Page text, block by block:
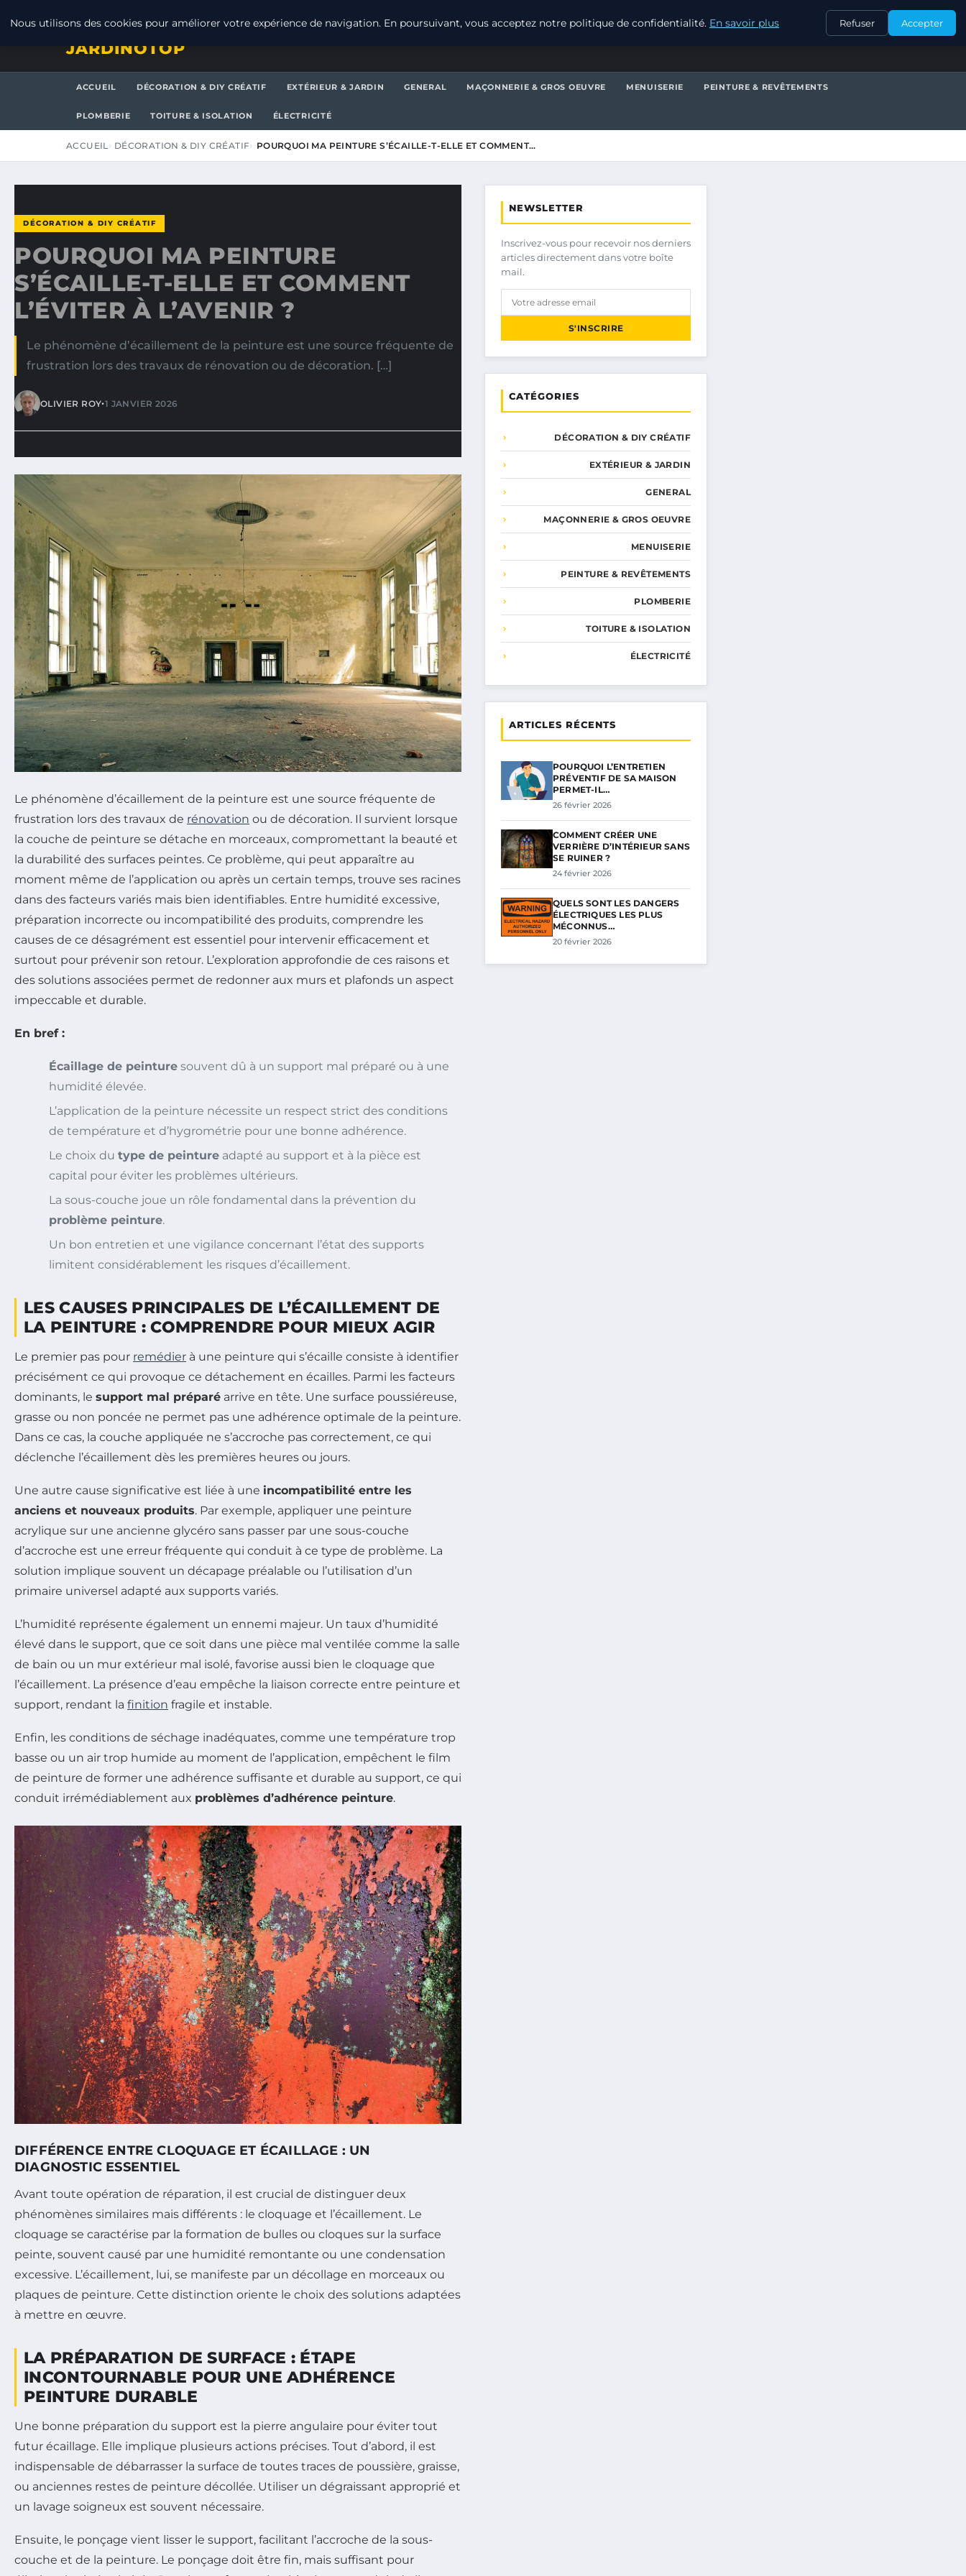
CONTACT
JARDINOTOP
ACCUEIL DÉCORATION & DIY CRÉATIF EXTÉRIEUR & JARDIN GENERAL MAÇONNERIE & GROS OEUVRE MENUISERIE PEINTURE & REVÊTEMENTS
PLOMBERIE TOITURE & ISOLATION ÉLECTRICITÉ
ACCUEIL DÉCORATION & DIY CRÉATIF POURQUOI MA PEINTURE S’ÉCAILLE-T-ELLE ET COMMENT…
DÉCORATION & DIY CRÉATIF
POURQUOI MA PEINTURE
S’ÉCAILLE-T-ELLE ET COMMENT
L’ÉVITER À L’AVENIR ?
Le phénomène d’écaillement de la peinture est une source fréquente de
frustration lors des travaux de rénovation ou de décoration. […]
OLIVIER ROY•1 JANVIER 2026
Le phénomène d’écaillement de la peinture est une source fréquente de
frustration lors des travaux de rénovation ou de décoration. Il survient lorsque
la couche de peinture se détache en morceaux, compromettant la beauté et
la durabilité des surfaces peintes. Ce problème, qui peut apparaître au
moment même de l’application ou après un certain temps, trouve ses racines
dans des facteurs variés mais bien identifiables. Entre humidité excessive,
préparation incorrecte ou incompatibilité des produits, comprendre les
causes de ce désagrément est essentiel pour intervenir efficacement et
surtout pour prévenir son retour. L’exploration approfondie de ces raisons et
des solutions associées permet de redonner aux murs et plafonds un aspect
impeccable et durable.
En bref :
Écaillage de peinture souvent dû à un support mal préparé ou à une
humidité élevée.
L’application de la peinture nécessite un respect strict des conditions
de température et d’hygrométrie pour une bonne adhérence.
Le choix du type de peinture adapté au support et à la pièce est
capital pour éviter les problèmes ultérieurs.
La sous-couche joue un rôle fondamental dans la prévention du
problème peinture.
Un bon entretien et une vigilance concernant l’état des supports
limitent considérablement les risques d’écaillement.
LES CAUSES PRINCIPALES DE L’ÉCAILLEMENT DE
LA PEINTURE : COMPRENDRE POUR MIEUX AGIR
Le premier pas pour remédier à une peinture qui s’écaille consiste à identifier
précisément ce qui provoque ce détachement en écailles. Parmi les facteurs
dominants, le support mal préparé arrive en tête. Une surface poussiéreuse,
grasse ou non poncée ne permet pas une adhérence optimale de la peinture.
Dans ce cas, la couche appliquée ne s’accroche pas correctement, ce qui
déclenche l’écaillement dès les premières heures ou jours.
Une autre cause significative est liée à une incompatibilité entre les
anciens et nouveaux produits. Par exemple, appliquer une peinture
acrylique sur une ancienne glycéro sans passer par une sous-couche
d’accroche est une erreur fréquente qui conduit à ce type de problème. La
solution implique souvent un décapage préalable ou l’utilisation d’un
primaire universel adapté aux supports variés.
L’humidité représente également un ennemi majeur. Un taux d’humidité
élevé dans le support, que ce soit dans une pièce mal ventilée comme la salle
de bain ou un mur extérieur mal isolé, favorise aussi bien le cloquage que
l’écaillement. La présence d’eau empêche la liaison correcte entre peinture et
support, rendant la finition fragile et instable.
Enfin, les conditions de séchage inadéquates, comme une température trop
basse ou un air trop humide au moment de l’application, empêchent le film
de peinture de former une adhérence suffisante et durable au support, ce qui
conduit irrémédiablement aux problèmes d’adhérence peinture.
DIFFÉRENCE ENTRE CLOQUAGE ET ÉCAILLAGE : UN
DIAGNOSTIC ESSENTIEL
Avant toute opération de réparation, il est crucial de distinguer deux
phénomènes similaires mais différents : le cloquage et l’écaillement. Le
cloquage se caractérise par la formation de bulles ou cloques sur la surface
peinte, souvent causé par une humidité remontante ou une condensation
excessive. L’écaillement, lui, se manifeste par un décollage en morceaux ou
plaques de peinture. Cette distinction oriente le choix des solutions adaptées
à mettre en œuvre.
LA PRÉPARATION DE SURFACE : ÉTAPE
INCONTOURNABLE POUR UNE ADHÉRENCE
PEINTURE DURABLE
Une bonne préparation du support est la pierre angulaire pour éviter tout
futur écaillage. Elle implique plusieurs actions précises. Tout d’abord, il est
indispensable de débarrasser la surface de toutes traces de poussière, graisse,
ou anciennes restes de peinture décollée. Utiliser un dégraissant approprié et
un lavage soigneux est souvent nécessaire.
Ensuite, le ponçage vient lisser le support, facilitant l’accroche de la sous-
couche et de la peinture. Le ponçage doit être fin, mais suffisant pour
NEWSLETTER
Inscrivez-vous pour recevoir nos derniers
articles directement dans votre boîte
mail.
S'INSCRIRE
CATÉGORIES
DÉCORATION & DIY CRÉATIF
EXTÉRIEUR & JARDIN
GENERAL
MAÇONNERIE & GROS OEUVRE
MENUISERIE
PEINTURE & REVÊTEMENTS
PLOMBERIE
TOITURE & ISOLATION
ÉLECTRICITÉ
ARTICLES RÉCENTS
POURQUOI L’ENTRETIEN
PRÉVENTIF DE SA MAISON
PERMET-IL…
26 février 2026
COMMENT CRÉER UNE
VERRIÈRE D’INTÉRIEUR SANS
SE RUINER ?
24 février 2026
QUELS SONT LES DANGERS
ÉLECTRIQUES LES PLUS
MÉCONNUS…
20 février 2026
Nous utilisons des cookies pour améliorer votre expérience de navigation. En poursuivant, vous acceptez notre politique de confidentialité. En savoir plus Refuser Accepter